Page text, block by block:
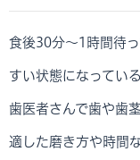
食後30分～1時間待
すい状態になってい
歯医者さんで歯や歯
適した磨き方や時間